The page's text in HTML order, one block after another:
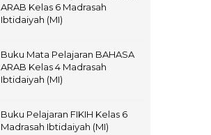
ARAB Kelas 6 Madrasah
Ibtidaiyah (MI)
Buku Mata Pelajaran BAHASA
ARAB Kelas 4 Madrasah
Ibtidaiyah (MI)
Buku Pelajaran FIKIH Kelas 6
Madrasah Ibtidaiyah (MI)